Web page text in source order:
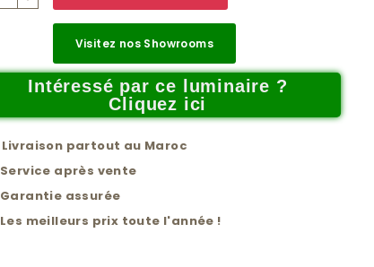
Visitez nos Showrooms
Intéressé par ce luminaire ?
Cliquez ici
Livraison partout au Maroc
Service après vente
Garantie assurée
Les meilleurs prix toute l'année !